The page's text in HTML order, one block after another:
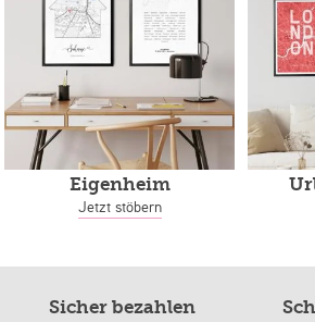
Eigenheim
Jetzt stöbern
Sicher bezahlen